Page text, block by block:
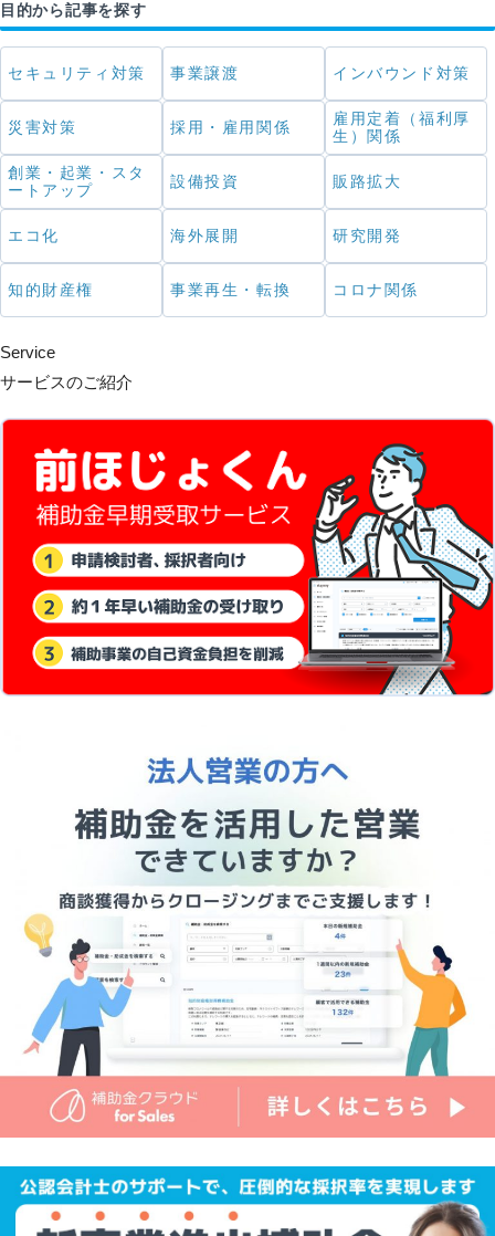
目的から記事を探す
セキュリティ対策 事業譲渡 インバウンド対策
災害対策 採用・雇用関係
雇用定着（福利厚
生）関係
創業・起業・スタ
ートアップ
設備投資 販路拡大
エコ化 海外展開 研究開発
知的財産権 事業再生・転換 コロナ関係
Service
サービスのご紹介